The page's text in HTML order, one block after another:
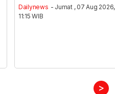
Dailynews - Jumat , 07 Aug 2026,
11:15 WIB
>